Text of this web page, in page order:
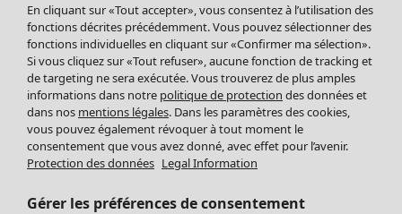
Leggings et collants
Accessoires
Chaussures
Vêtements de bain
Basics
Soldes Mobilier
Bonnes affaires déco
Décoration
Textiles
Tapis
Éponge
En cliquant sur «Tout accepter», vous consentez à l’utilisation des
fonctions décrites précédemment. Vous pouvez sélectionner des
fonctions individuelles en cliquant sur «Confirmer ma sélection».
Si vous cliquez sur «Tout refuser», aucune fonction de tracking et
de targeting ne sera exécutée. Vous trouverez de plus amples
informations dans notre politique de protection des données et
dans nos mentions légales. Dans les paramètres des cookies,
vous pouvez également révoquer à tout moment le
consentement que vous avez donné, avec effet pour l’avenir.
Protection des données Legal Information
Gérer les préférences de consentement